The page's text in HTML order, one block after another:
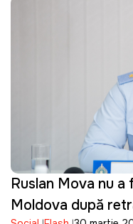
Ruslan Mova nu
Moldova după